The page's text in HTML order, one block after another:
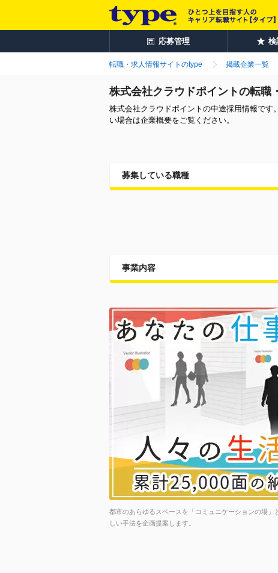
応募管理 検
転職・求人情報サイトのtype 掲載企業一覧
株式会社クラウドポイントの転職
株式会社クラウドポイントの中途採用情報で
い場合は企業概要をご覧ください。
募集している職種
事業内容
都市のあらゆるスペースを「コミュニケーションの場」
しい手法を企画提案します。